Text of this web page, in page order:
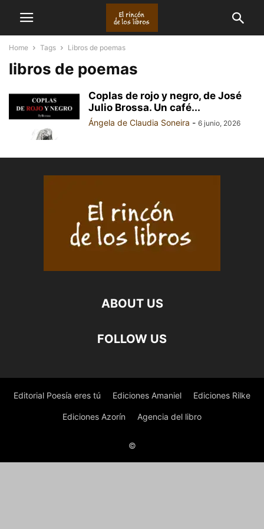
Home Tags Libros de poemas
libros de poemas
Coplas de rojo y negro, de José
Julio Brossa. Un café...
Ángela de Claudia Soneira - 6 junio, 2026
ABOUT US
FOLLOW US
Editorial Poesía eres tú Ediciones Amaniel Ediciones Rilke
Ediciones Azorín Agencia del libro
©